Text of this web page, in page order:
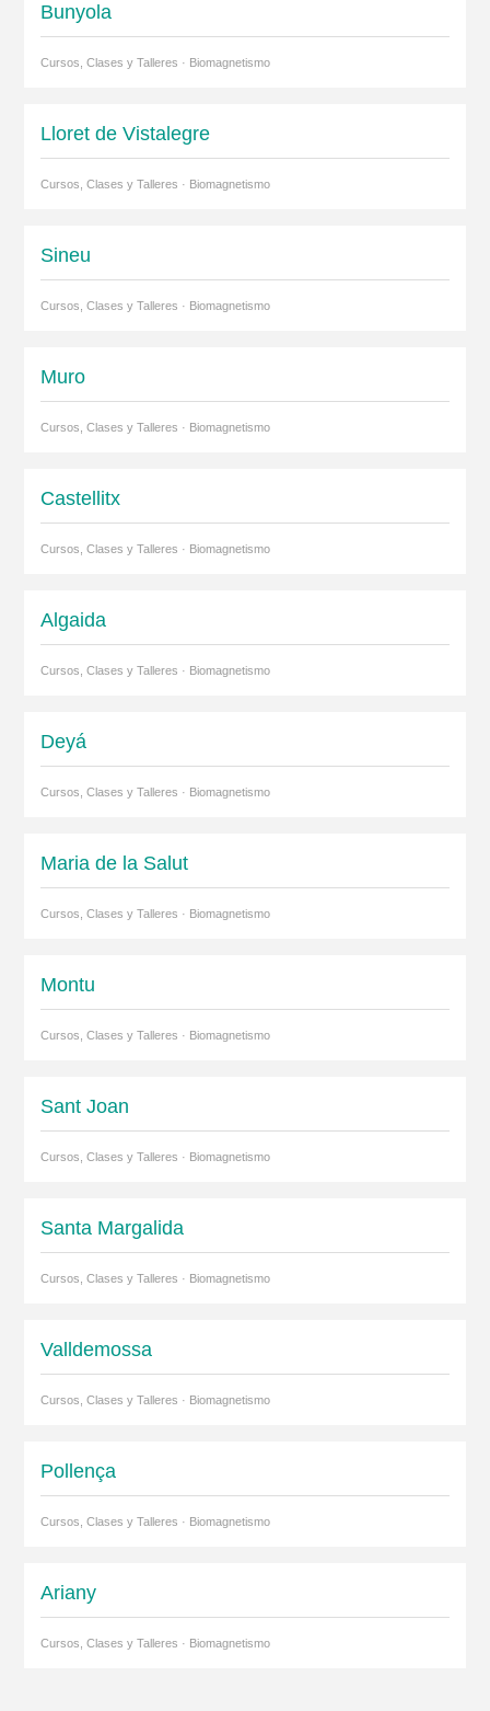
Bunyola
Cursos, Clases y Talleres · Biomagnetismo
Lloret de Vistalegre
Cursos, Clases y Talleres · Biomagnetismo
Sineu
Cursos, Clases y Talleres · Biomagnetismo
Muro
Cursos, Clases y Talleres · Biomagnetismo
Castellitx
Cursos, Clases y Talleres · Biomagnetismo
Algaida
Cursos, Clases y Talleres · Biomagnetismo
Deyá
Cursos, Clases y Talleres · Biomagnetismo
Maria de la Salut
Cursos, Clases y Talleres · Biomagnetismo
Montu
Cursos, Clases y Talleres · Biomagnetismo
Sant Joan
Cursos, Clases y Talleres · Biomagnetismo
Santa Margalida
Cursos, Clases y Talleres · Biomagnetismo
Valldemossa
Cursos, Clases y Talleres · Biomagnetismo
Pollença
Cursos, Clases y Talleres · Biomagnetismo
Ariany
Cursos, Clases y Talleres · Biomagnetismo